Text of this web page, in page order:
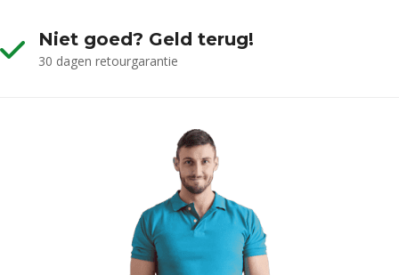
Niet goed? Geld terug!
30 dagen retourgarantie